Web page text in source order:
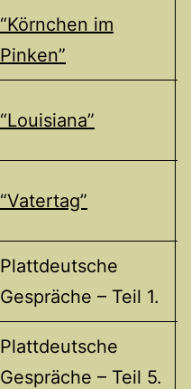
“Körnchen im
Pinken”
“Louisiana”
“Vatertag”
Plattdeutsche
Gespräche – Teil 1.
Plattdeutsche
Gespräche – Teil 5.